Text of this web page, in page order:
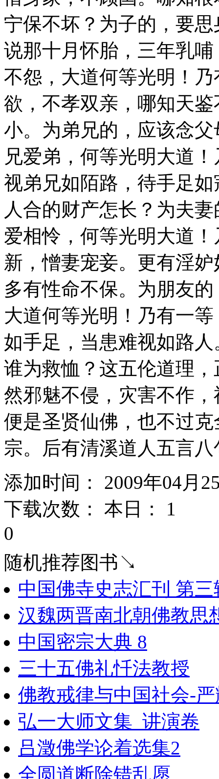
宁保不坏？为子的，要
说那十月怀胎，三年乳
不怨，大道何等光明！
欲，不孝双亲，哪知天
小。为弟兄的，应该念
兄爱弟，何等光明大道
视弟兄如陌路，待手足
人合的财产怎长？为夫
爱相怜，何等光明大道
新，憎妻宠妾。更有淫
多有性命不保。为朋友
大道何等光明！乃有一
如手足，当患难视如路
谁为救恤？这五伦道理
然邪魅不侵，灾害不作
便是圣贤仙佛，也不过
宗。后有清溪道人五言
添加时间： 2009年04月
下载次数： 本日： 1
0
随机推荐图书↘
中国佛寺史志汇刊 第
汉魏两晋南北朝佛教思
中国密宗大典 8
三十五佛礼忏法教授
佛教戒律与中国社会-
弘一大师文集_讲演卷
吕澂佛学论着选集2
全圆道断除错乱愿